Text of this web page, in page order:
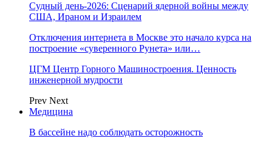
Судный день-2026: Сценарий ядерной войны между
США, Ираном и Израилем
Отключения интернета в Москве это начало курса на
построение «суверенного Рунета» или…
ЦГМ Центр Горного Машиностроения. Ценность
инженерной мудрости
Prev Next
Медицина
В бассейне надо соблюдать осторожность